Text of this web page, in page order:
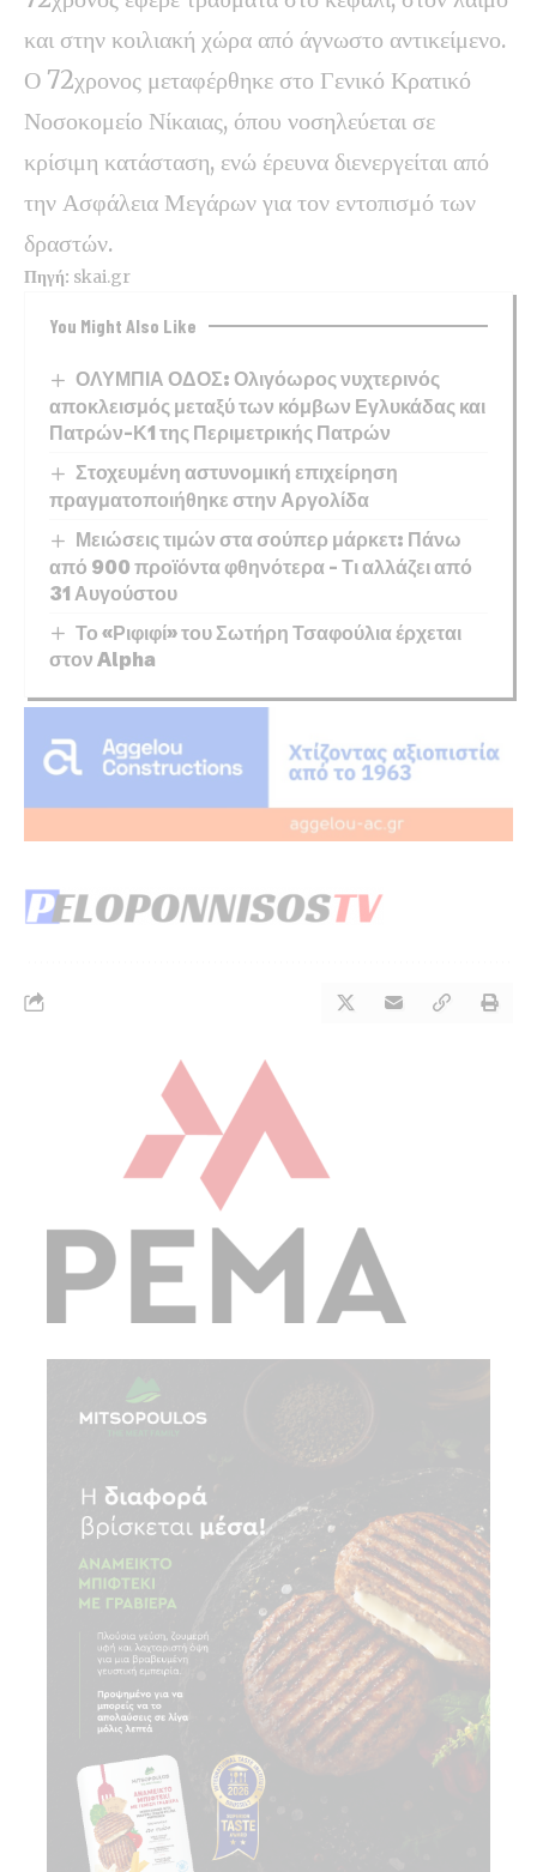
και στην κοιλιακή χώρα από άγνωστο αντικείμενο.
Ο 72χρονος μεταφέρθηκε στο Γενικό Κρατικό
Νοσοκομείο Νίκαιας, όπου νοσηλεύεται σε
κρίσιμη κατάσταση, ενώ έρευνα διενεργείται από
την Ασφάλεια Μεγάρων για τον εντοπισμό των
δραστών.
Πηγή: skai.gr
You Might Also Like
ΟΛΥΜΠΙΑ ΟΔΟΣ: Ολιγόωρος νυχτερινός
αποκλεισμός μεταξύ των κόμβων Εγλυκάδας και
Πατρών-Κ1 της Περιμετρικής Πατρών
Στοχευμένη αστυνομική επιχείρηση
πραγματοποιήθηκε στην Αργολίδα
Μειώσεις τιμών στα σούπερ μάρκετ: Πάνω
από 900 προϊόντα φθηνότερα – Τι αλλάζει από
31 Αυγούστου
Το «Ριφιφί» του Σωτήρη Τσαφούλια έρχεται
στον Alpha